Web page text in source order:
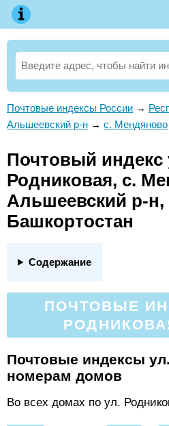
Почтовые индексы России →
Альшеевский р-н → с. Мендяново
Почтовый индекс
Родниковая, с.
Альшеевский р-н,
Башкортостан
Содержание
ПОЧТОВЫЕ
Почтовые индексы
номерам домов
Во всех домах по ул.